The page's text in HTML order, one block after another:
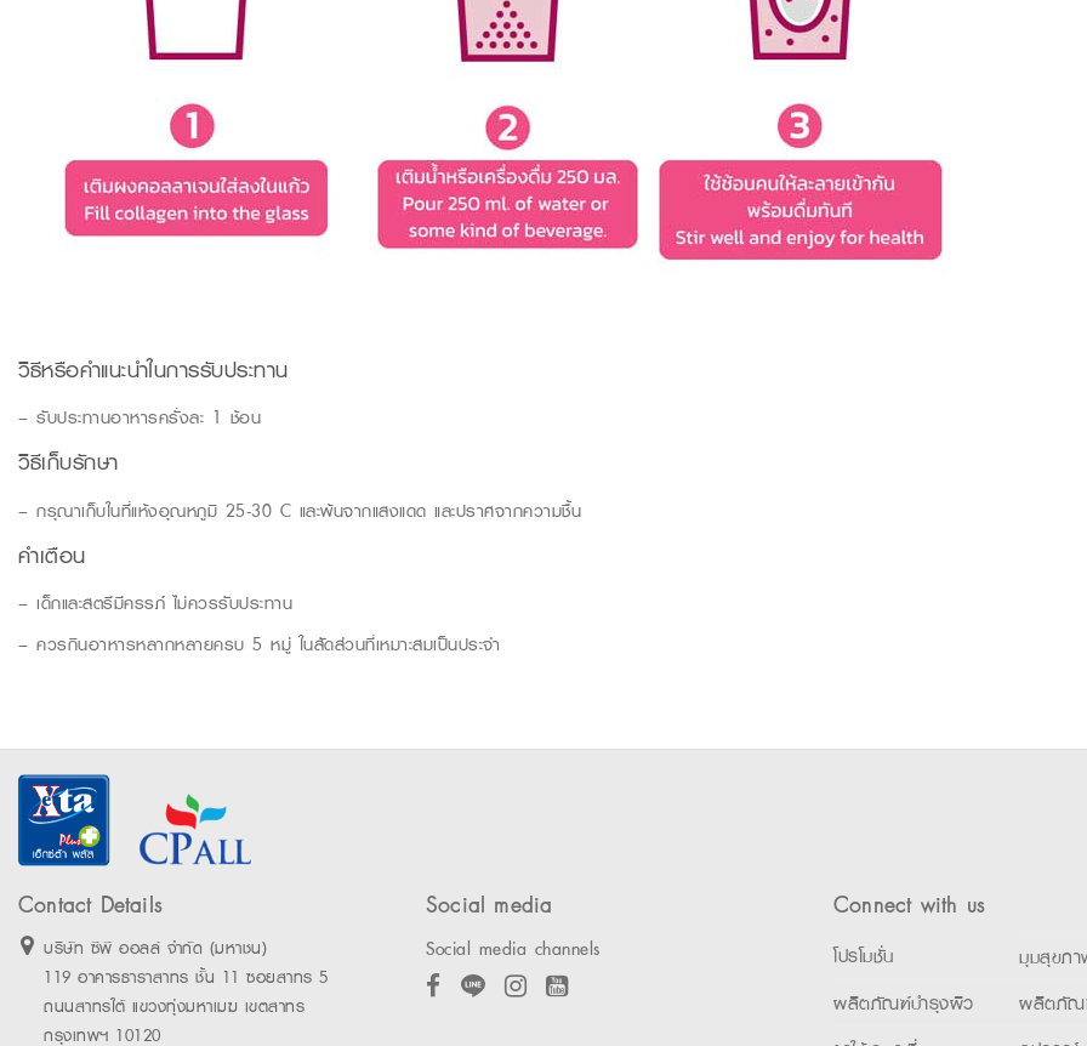
วิธีหรือคำแนะนำในการรับประทาน
– รับประทานอาหารครั่งละ 1 ช้อน
วิธีเก็บรักษา
– กรุณาเก็บในที่แห้งอุณหภูมิ 25-30 C และพ้นจากแสงแดด และปราศจากความชื้น
คำเตือน
– เด็กและสตรีมีครรภ์ ไม่ควรรับประทาน
– ควรกินอาหารหลากหลายครบ 5 หมู่ ในสัดส่วนที่เหมาะสมเป็นประจำ
Contact Details
บริษัท ซีพี ออลล์ จำกัด (มหาชน)
119 อาคารธาราสาทร ชั้น 11 ซอยสาทร 5
ถนนสาทรใต้ แขวงทุ่งมหาเมฆ เขตสาทร
กรุงเทพฯ 10120
Social media
Social media channels
Connect with us
โปรโมชั่น
มุมสุขภ
ผลิตภัณฑ์บำรุงผิว
ผลิตภัณ